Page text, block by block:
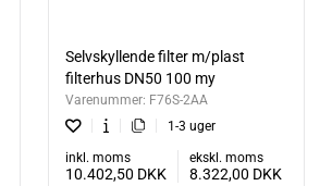
Selvskyllende filter m/plast
filterhus DN50 100 my
Varenummer: F76S-2AA
1-3 uger
inkl. moms
10.402,50 DKK
ekskl. moms
8.322,00 DKK